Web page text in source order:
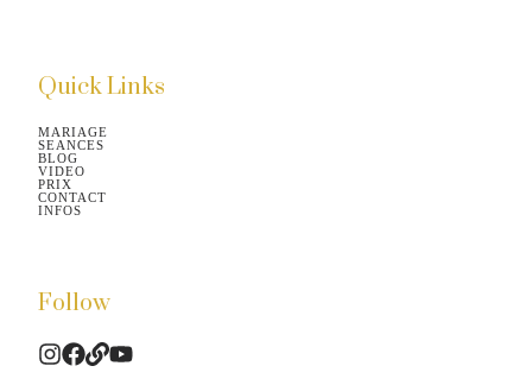
Quick Links
MARIAGE
SEANCES
BLOG
VIDEO
PRIX
CONTACT
INFOS
Follow